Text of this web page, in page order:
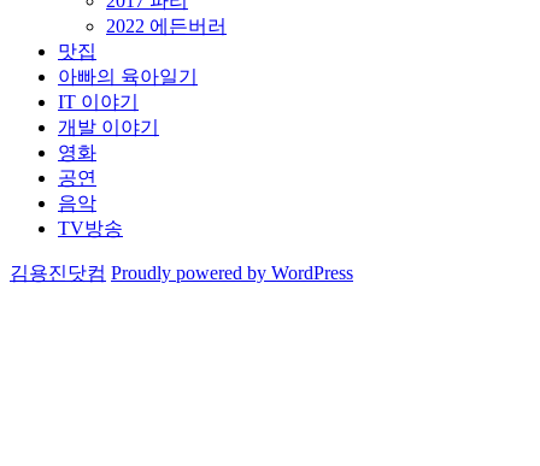
장
2022 에든버러
맛집
아빠의 육아일기
IT 이야기
개발 이야기
영화
공연
음악
TV방송
김용진닷컴 Proudly powered by WordPress